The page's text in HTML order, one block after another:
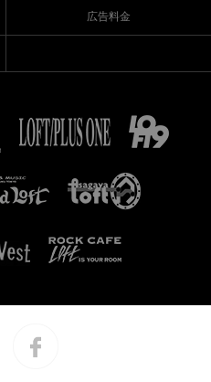
広告料金